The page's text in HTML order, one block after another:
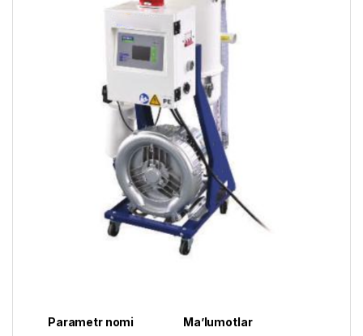
Parametr nomi Ma’lumotlar